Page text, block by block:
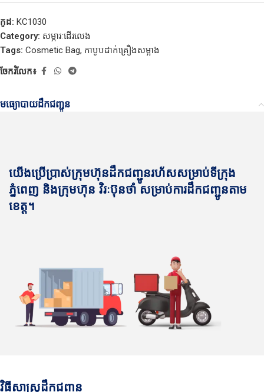
កូដ: KC1030
Category: សម្ភារៈដើរលេង
Tags: Cosmetic Bag, កាបូបដាក់គ្រឿងសម្អាង
ចែករំលែក៖
មធ្យោបាយដឹកជញ្ជូន
យើងប្រើប្រាស់ក្រុមហ៊ុនដឹកជញ្ជូនរហ័សសម្រាប់ទីក្រុង
ភ្នំពេញ និងក្រុមហ៊ុន វិរៈប៊ុនថាំ សម្រាប់ការដឹកជញ្ជូនតាម
ខេត្ត។
វិធីសាស្រ្តដឹកជញ្ជូន